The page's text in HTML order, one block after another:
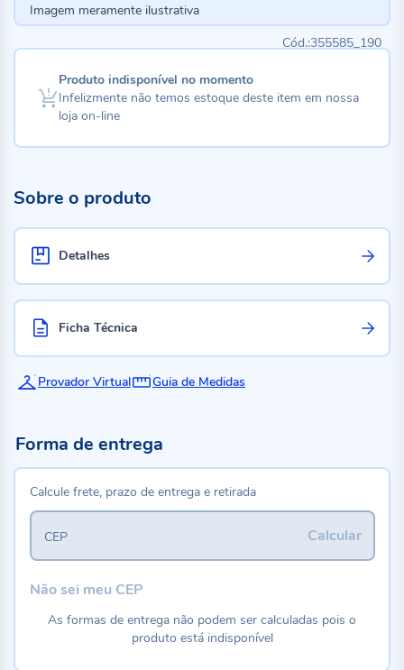
Imagem meramente ilustrativa
355585_190
Produto indisponível no momento
Infelizmente não temos estoque deste item em nossa
loja on-line
Sobre o produto
Detalhes
Ficha Técnica
Provador Virtual Guia de Medidas
Forma de entrega
Calcule frete, prazo de entrega e retirada
Calcular
CEP
Não sei meu CEP
As formas de entrega não podem ser calculadas pois o
produto está indisponível